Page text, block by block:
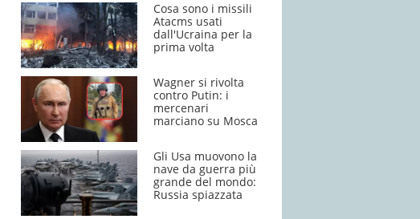
Cosa sono i missili
Atacms usati
dall'Ucraina per la
prima volta
Wagner si rivolta
contro Putin: i
mercenari
marciano su Mosca
Gli Usa muovono la
nave da guerra più
grande del mondo:
Russia spiazzata